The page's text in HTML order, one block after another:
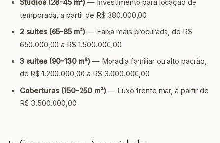
Studios (28-45 m²) — Investimento para locação de
temporada, a partir de R$ 380.000,00
2 suítes (65-85 m²) — Faixa mais procurada, de R$
650.000,00 a R$ 1.500.000,00
3 suítes (90-130 m²) — Moradia familiar ou alto padrão,
de R$ 1.200.000,00 a R$ 3.000.000,00
Coberturas (150-250 m²) — Luxo frente mar, a partir de
R$ 3.500.000,00